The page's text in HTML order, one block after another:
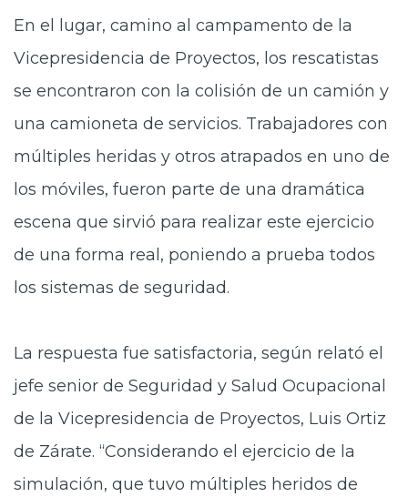
En el lugar, camino al campamento de la
Vicepresidencia de Proyectos, los rescatistas
se encontraron con la colisión de un camión y
una camioneta de servicios. Trabajadores con
múltiples heridas y otros atrapados en uno de
los móviles, fueron parte de una dramática
escena que sirvió para realizar este ejercicio
de una forma real, poniendo a prueba todos
los sistemas de seguridad.
La respuesta fue satisfactoria, según relató el
jefe senior de Seguridad y Salud Ocupacional
de la Vicepresidencia de Proyectos, Luis Ortiz
de Zárate. “Considerando el ejercicio de la
simulación, que tuvo múltiples heridos de